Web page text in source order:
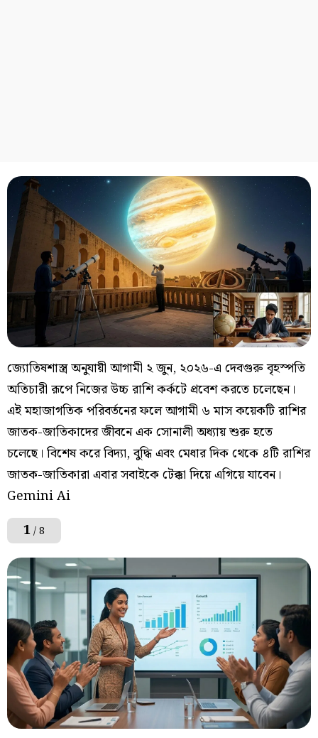
জ্যোতিষশাস্ত্র অনুযায়ী আগামী ২ জুন, ২০২৬-এ দেবগুরু বৃহস্পতি
অতিচারী রূপে নিজের উচ্চ রাশি কর্কটে প্রবেশ করতে চলেছেন।
এই মহাজাগতিক পরিবর্তনের ফলে আগামী ৬ মাস কয়েকটি রাশির
জাতক-জাতিকাদের জীবনে এক সোনালী অধ্যায় শুরু হতে
চলেছে। বিশেষ করে বিদ্যা, বুদ্ধি এবং মেধার দিক থেকে ৪টি রাশির
জাতক-জাতিকারা এবার সবাইকে টেক্কা দিয়ে এগিয়ে যাবেন।
Gemini Ai
1/ 8